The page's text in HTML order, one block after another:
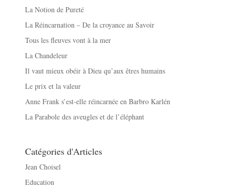
La Notion de Pureté
La Réincarnation – De la croyance au Savoir
Tous les fleuves vont à la mer
La Chandeleur
Il vaut mieux obéir à Dieu qu’aux êtres humains
Le prix et la valeur
Anne Frank s’est-elle réincarnée en Barbro Karlén
La Parabole des aveugles et de l’éléphant
Catégories d'Articles
Jean Choisel
Education